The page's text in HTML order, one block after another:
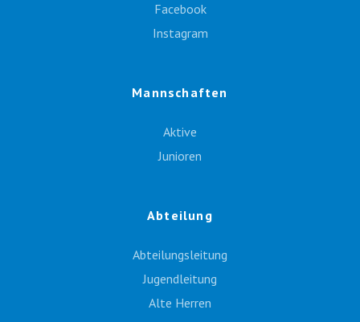
Facebook
Instagram
Mannschaften
Aktive
Junioren
Abteilung
Abteilungsleitung
Jugendleitung
Alte Herren